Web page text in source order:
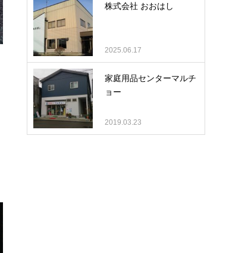
株式会社 おおはし
2025.06.17
家庭用品センターマルチ
ョー
2019.03.23